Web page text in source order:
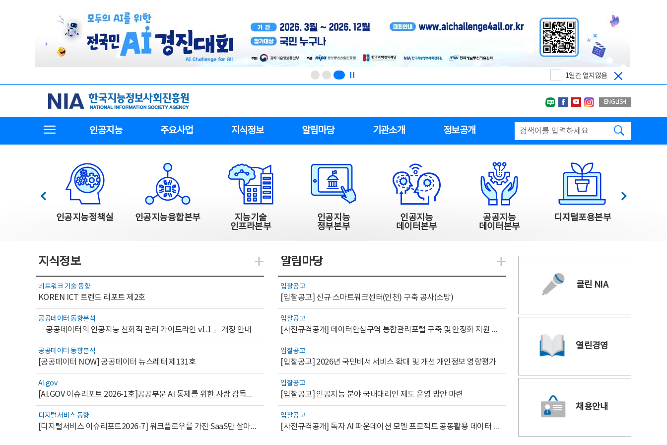
1일간 열지않음
한국지능정보사회진흥원
네이버블로그
페이스북
유투브인스타그랩
ENGLISH
인공지능 주요사업 지식정보 알림마당 기관소개 정보공개
한국지능정보사회진흥원 주요사업
인공지능정책실 인공지능융합본부
지능기술
인프라본부
인공지능
정부본부
인공지능
데이터본부
공공지능
데이터본부
디지털포용본부
이전 다음
지식정보
네트워크 기술 동향
KOREN ICT 트렌드 리포트 제2호
공공데이터 동향분석
「공공데이터의 인공지능 친화적 관리 가이드라인 v1.1」 개정 안내
공공데이터 동향분석
[공공데이터 NOW] 공공데이터 뉴스레터 제131호
AI.gov
[AI.GOV 이슈리포트 2026-1호]공공부문 AI 통제를 위한 사람 감독의 해외 사례 분석 및 시사점
디지털서비스 동향
[디지털서비스 이슈리포트2026-7] 워크플로우를 가진 SaaS만 살아남는다
지식관련 더보기
알림마당
입찰공고
[입찰공고] 신규 스마트워크센터(인천) 구축 공사(소방)
입찰공고
[사전규격공개] 데이터안심구역 통합관리포털 구축 및 안정화 지원 사업 위탁감리
입찰공고
[입찰공고] 2026년 국민비서 서비스 확대 및 개선 개인정보 영향평가
입찰공고
[입찰공고] 인공지능 분야 국내대리인 제도 운영 방안 마련
입찰공고
[사전규격공개] 독자 AI 파운데이션 모델 프로젝트 공동활용 데이터 지원사업(2차)
알림관련 더보기
클린 NIA
열린경영
채용안내